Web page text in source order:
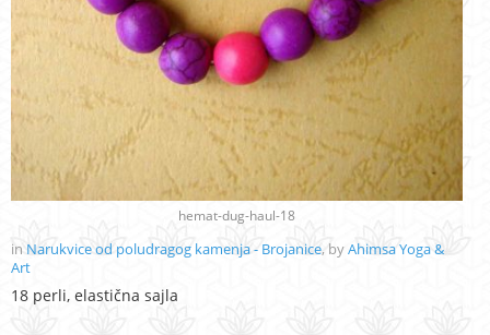
hemat-dug-haul-18
in Narukvice od poludragog kamenja - Brojanice, byAhimsa Yoga &
Art
18 perli, elastična sajla